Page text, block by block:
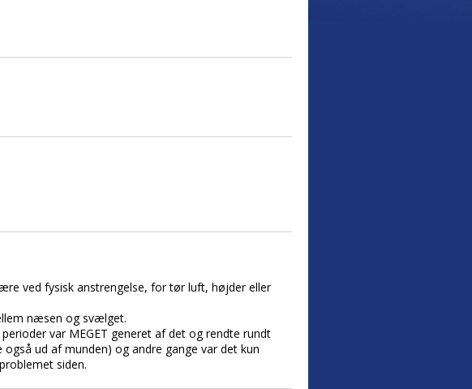
ved fysisk anstrengelse, for tør luft, højder eller
næsen og svælget.
var MEGET generet af det og rendte rundt
ud af munden) og andre gange var det kun
siden.